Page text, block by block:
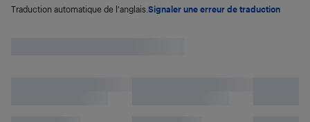
Traduction automatique de l'anglais. Signaler une erreur de traduction